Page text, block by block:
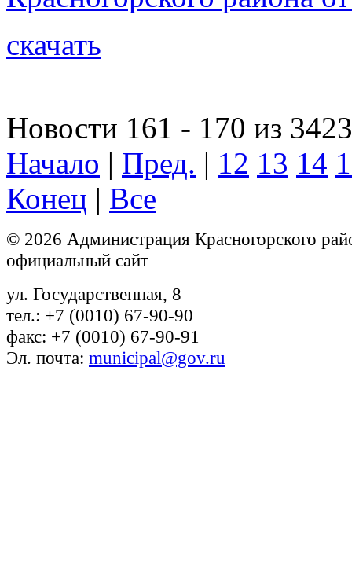
скачать
Новости 161 - 170 из 3423
Начало | Пред. | 12 13 14
Конец | Все
© 2026 Администрация Красногорского
официальный сайт
ул. Государственная, 8
тел.: +7 (0010) 67-90-90
факс: +7 (0010) 67-90-91
Эл. почта: municipal@gov.ru